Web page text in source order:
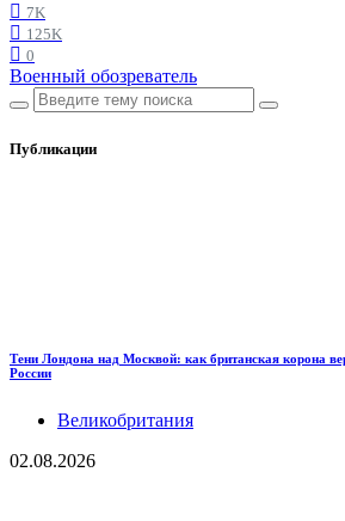
7K
125K
0
Военный обозреватель
Публикации
Тени Лондона над Москвой: как британская корона
России
Великобритания
02.08.2026